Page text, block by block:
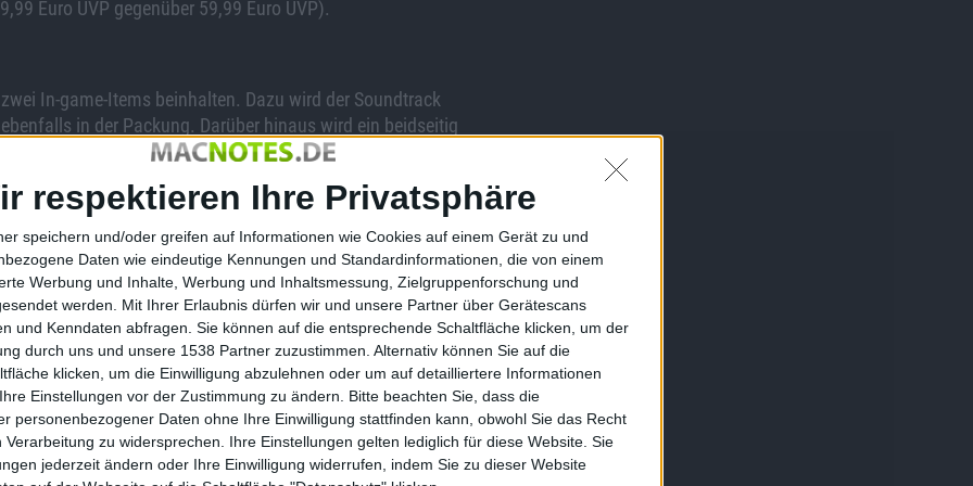
respektieren Ihre Privatsphäre
speichern und/oder greifen auf Informationen wie Cookies auf einem Gerät zu und
Daten wie eindeutige Kennungen und Standardinformationen, die von einem
Werbung und Inhalte, Werbung und Inhaltsmessung, Zielgruppenforschung und
werden.
Mit Ihrer Erlaubnis dürfen wir und unsere Partner über Gerätescans
und Kenndaten abfragen. Sie können auf die entsprechende Schaltfläche klicken, um der
durch uns und unsere 1538 Partner zuzustimmen. Alternativ können Sie auf die
klicken, um die Einwilligung abzulehnen oder um auf detailliertere Informationen
Einstellungen vor der Zustimmung zu ändern.
Bitte beachten Sie, dass die
personenbezogener Daten ohne Ihre Einwilligung stattfinden kann, obwohl Sie das Recht
Verarbeitung zu widersprechen. Ihre Einstellungen gelten lediglich für diese Website. Sie
jederzeit ändern oder Ihre Einwilligung widerrufen, indem Sie zu dieser Website
Euro UVP gegenüber 59,99 Euro UVP).
In-game-Items beinhalten. Dazu wird der Soundtrack
in der Packung. Darüber hinaus wird ein beidseitig
IV“-Motiv zu sehen sein wird, und auf der Rückseite
II Gold“.
zum Spiel unter dem URL www.patrizier4.de
Infos, Screenshots und Videomaterial zur kommenden
Kaspersky Lab auf GamesCom üb…